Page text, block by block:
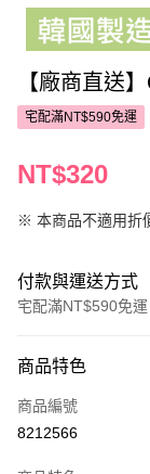
【廠商直送
宅配滿NT$590免運
NT$320
※ 本商品不適用折
付款與運送方式
宅配滿NT$590免運
POYA支付
信用卡一次付款
商品特色
商品編號
8212566